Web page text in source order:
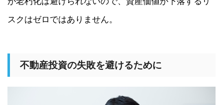
スクはゼロではありません。
不動産投資の失敗を避けるために